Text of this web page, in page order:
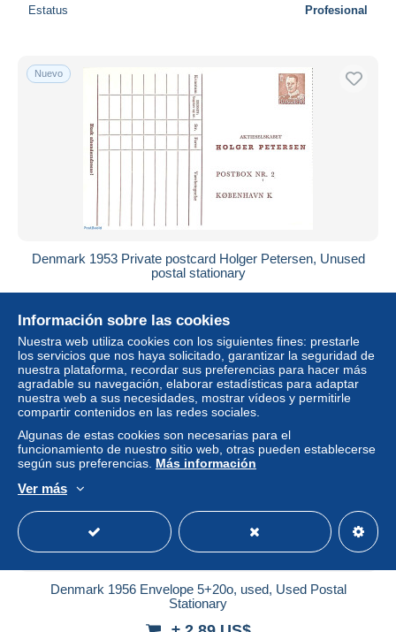
Estatus Profesional
Nuevo
Denmark 1953 Private postcard Holger Petersen, Unused
postal stationary
Estatus Profesional
Nuevo
Denmark 1956 Envelope 5+20o, used, Used Postal
Stationary
Información sobre las cookies
Nuestra web utiliza cookies con los siguientes fines: prestarle
los servicios que nos haya solicitado, garantizar la seguridad de
nuestra plataforma, recordar sus preferencias para hacer más
agradable su navegación, elaborar estadísticas para adaptar
nuestra web a sus necesidades, mostrar vídeos y permitirle
compartir contenidos en las redes sociales.
Algunas de estas cookies son necesarias para el
funcionamiento de nuestro sitio web, otras pueden establecerse
según sus preferencias. Más información
Ver más